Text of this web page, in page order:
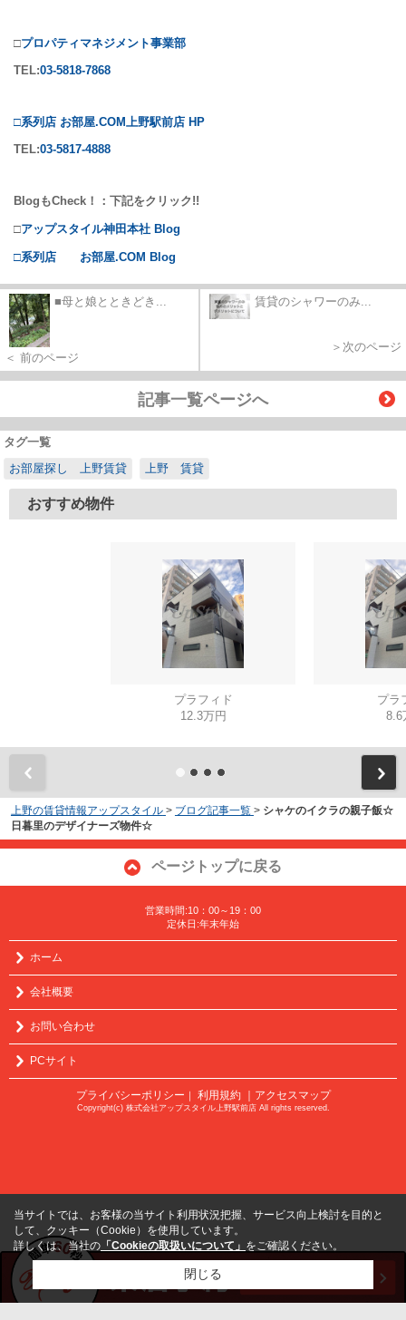
□プロパティマネジメント事業部
TEL:03-5818-7868
□系列店 お部屋.COM上野駅前店 HP
TEL:03-5817-4888
BlogもCheck！：下記をクリック!!
□アップスタイル神田本社 Blog
□系列店 お部屋.COM Blog
■母と娘とときどき...
＜ 前のページ
賃貸のシャワーのみ...
＞次のページ
記事一覧ページへ
タグ一覧
お部屋探し 上野賃貸
上野 賃貸
おすすめ物件
プラフィド
12.3万円
プラ
8.6
上野の賃貸情報アップスタイル > ブログ記事一覧 > シャケのイクラの親子飯☆
日暮里のデザイナーズ物件☆
ページトップに戻る
営業時間:10：00～19：00
定休日:年末年始
ホーム
会社概要
お問い合わせ
PCサイト
プライバシーポリシー 利用規約 ｜アクセスマップ
Copyright(c) 株式会社アップスタイル上野駅前店 All rights reserved.
当サイトでは、お客様の当サイト利用状況把握、サービス向上検討を目的と
して、クッキー（Cookie）を使用しています。
詳しくは、当社の 「Cookieの取扱いについて」 をご確認ください。
閉じる